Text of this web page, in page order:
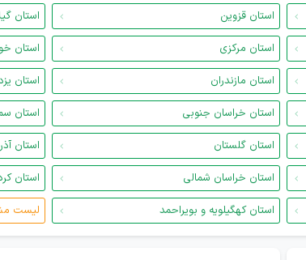
استان قزوین
استان
استان مرکزی
استان
استان مازندران
استان
استان خراسان جنوبی
استان
استان گلستان
استان
استان خراسان شمالی
استان
استان کهگیلویه و بویراحمد لیست